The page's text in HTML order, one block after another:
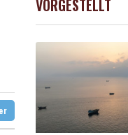
Präsidenten Espriella
Metastasen gebildet
0.32%
VORGESTELLT